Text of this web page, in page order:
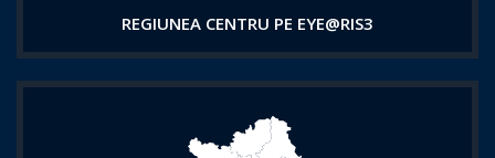
REGIUNEA CENTRU PE EYE@RIS3